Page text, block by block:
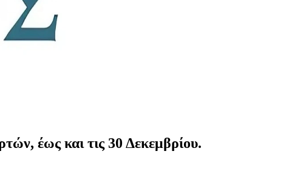
έως και τις 30 Δεκεμβρίου.